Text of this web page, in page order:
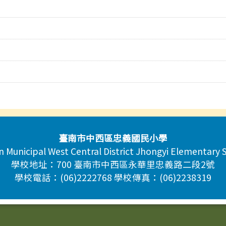
臺南市中西區忠義國民小學
Municipal West Central District Jhongyi Elementary
學校地址：700 臺南市中西區永華里忠義路二段2號
學校電話：(06)2222768 學校傳真：(06)2238319